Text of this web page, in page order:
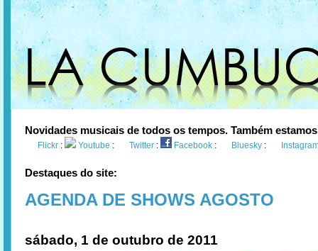
Novidades musicais de todos os tempos. Também
Flickr : Youtube : Twitter : Facebook : Bluesky :
Destaques do site:
AGENDA DE SHOWS AGOSTO
sábado, 1 de outubro de 2011